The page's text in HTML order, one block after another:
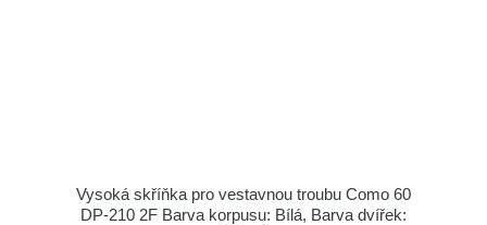
Vysoká skříňka pro vestavnou troubu Como 60
DP-210 2F Barva korpusu: Bílá, Barva dvířek: